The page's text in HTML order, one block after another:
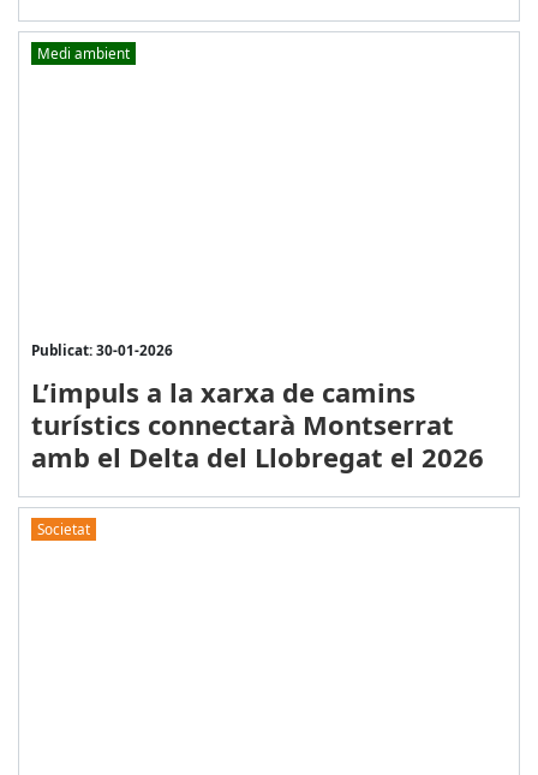
Medi ambient
Publicat: 30-01-2026
L’impuls a la xarxa de camins
turístics connectarà Montserrat
amb el Delta del Llobregat el 2026
Societat